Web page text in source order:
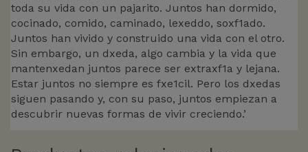
toda su vida con un pajarito. Juntos han dormido,
cocinado, comido, caminado, lexeddo, soxf1ado.
Juntos han vivido y construido una vida con el otro.
Sin embargo, un dxeda, algo cambia y la vida que
mantenxedan juntos parece ser extraxf1a y lejana.
Estar juntos no siempre es fxe1cil. Pero los dxedas
siguen pasando y, con su paso, juntos empiezan a
descubrir nuevas formas de vivir creciendo.’